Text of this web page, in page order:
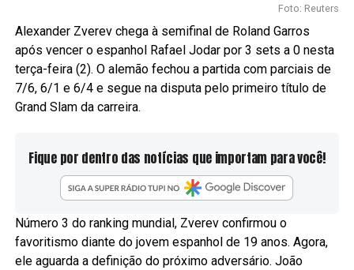
Foto: Reuters
Alexander Zverev chega à semifinal de Roland Garros
após vencer o espanhol Rafael Jodar por 3 sets a 0 nesta
terça-feira (2). O alemão fechou a partida com parciais de
7/6, 6/1 e 6/4 e segue na disputa pelo primeiro título de
Grand Slam da carreira.
Fique por dentro das notícias que importam para você!
Número 3 do ranking mundial, Zverev confirmou o
favoritismo diante do jovem espanhol de 19 anos. Agora,
ele aguarda a definição do próximo adversário. João